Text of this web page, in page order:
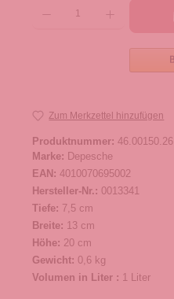
Zum Merkzettel hinzufügen
Produktnummer: 46.00150.26
Marke: Depesche
EAN: 4010070695002
Hersteller-Nr.: 0013341
Tiefe: 7,5 cm
Breite: 13 cm
Höhe: 20 cm
Gewicht: 0,6 kg
Volumen in Liter : 1 Liter